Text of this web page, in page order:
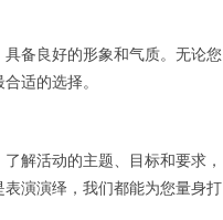
备良好的形象和气质。无论您
适的选择。
解活动的主题、目标和要求，
演演绎，我们都能为您量身打